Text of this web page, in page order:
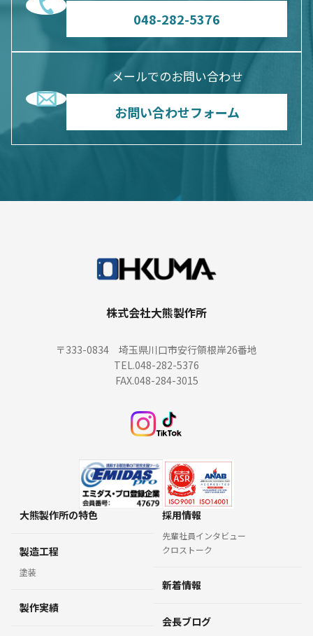
048-282-5376
メールでのお問い合わせ
お問い合わせフォーム
株式会社大熊製作所
〒333-0834 埼玉県川口市安行領根岸26番地
TEL.048-282-5376
FAX.048-284-3015
大熊製作所の特色
製造工程
塗装
製作実績
採用情報
先輩社員インタビュー
クロストーク
新着情報
会長ブログ